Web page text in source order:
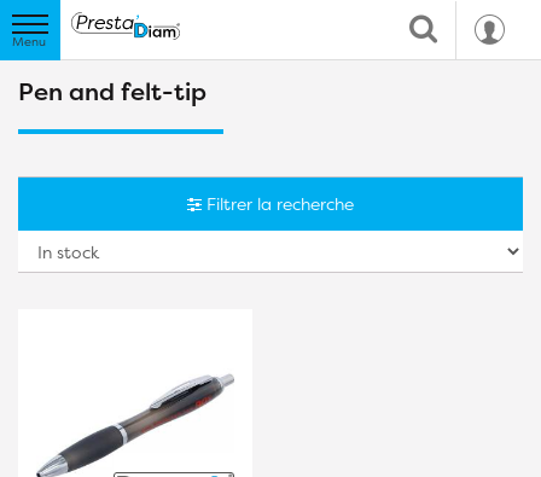
Pen and felt-tip
Filtrer la recherche